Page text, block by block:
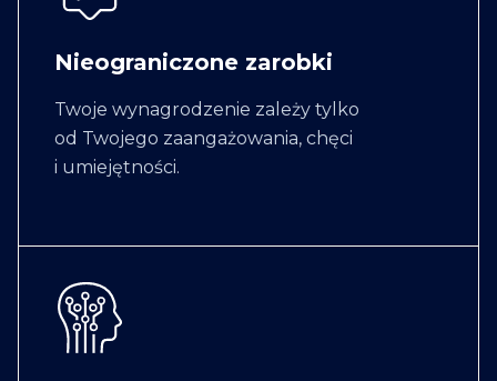
Nieograniczone zarobki
Twoje wynagrodzenie zależy tylko
od Twojego zaangażowania, chęci
i umiejętności.